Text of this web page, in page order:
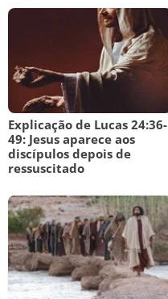
Explicação de Lucas 24:36-
49: Jesus aparece aos
discípulos depois de
ressuscitado